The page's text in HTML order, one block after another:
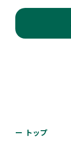
トップ